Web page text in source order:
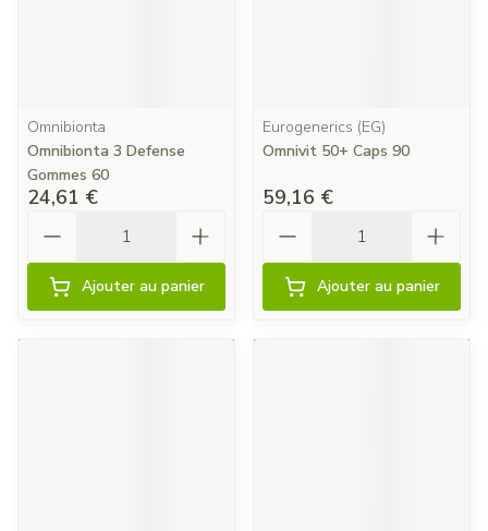
Omnibionta
Omnibionta 3 Defense
Gommes 60
24,61 €
Ajouter au panier
Eurogenerics (EG)
Omnivit 50+ Caps 90
59,16 €
Ajouter au panier